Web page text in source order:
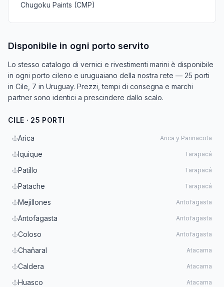
Chugoku Paints (CMP)
Disponibile in ogni porto servito
Lo stesso catalogo di vernici e rivestimenti marini è disponibile
in ogni porto cileno e uruguaiano della nostra rete — 25 porti
in Cile, 7 in Uruguay. Prezzi, tempi di consegna e marchi
partner sono identici a prescindere dallo scalo.
CILE · 25 PORTI
Arica Arica y Parinacota
Iquique Tarapacá
Patillo Tarapacá
Patache Tarapacá
Mejillones Antofagasta
Antofagasta Antofagasta
Coloso Antofagasta
Chañaral Atacama
Caldera Atacama
Huasco Atacama